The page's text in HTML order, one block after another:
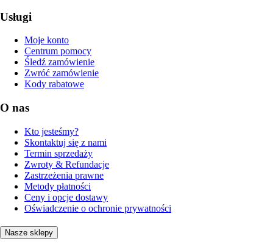
Usługi
Moje konto
Centrum pomocy
Śledź zamówienie
Zwróć zamówienie
Kody rabatowe
O nas
Kto jesteśmy?
Skontaktuj się z nami
Termin sprzedaży
Zwroty & Refundacje
Zastrzeżenia prawne
Metody płatności
Ceny i opcje dostawy
Oświadczenie o ochronie prywatności
Nasze sklepy